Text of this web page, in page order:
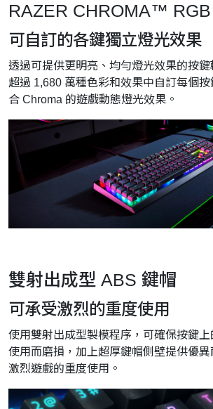
RAZER CHROMA™
可自訂的各鍵獨立燈光效果
透過可提供更明亮、均勻燈光效果的按
超過 1,680 萬種色彩和效果中自訂每個
合 Chroma 的遊戲動態燈光效果。
雙射出成型 ABS 鍵帽
可承受激烈的重度使用
使用雙射出成型製模程序，可確保按鍵上
使用而磨損，加上超厚鍵帽側壁提供優
激烈遊戲的重度使用。